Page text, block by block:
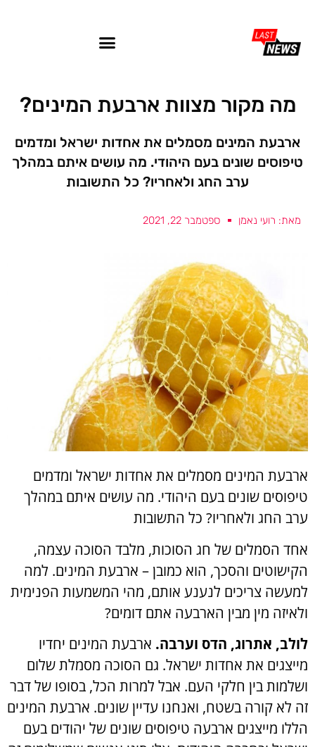
מה מקור מצוות ארבעת המינים?
ארבעת המינים מסמלים את אחדות ישראל ומדמים
טיפוסים שונים בעם היהודי. מה עושים איתם במהלך
ערב החג ולאחריו? כל התשובות
מאת: רועי נאמן ספטמבר 22, 2021
ארבעת המינים מסמלים את אחדות ישראל ומדמים
טיפוסים שונים בעם היהודי. מה עושים איתם במהלך
ערב החג ולאחריו? כל התשובות
אחד הסמלים של חג הסוכות, מלבד הסוכה עצמה,
הקישוטים והסכך, הוא כמובן – ארבעת המינים. למה
למעשה צריכים לנענע אותם, מהי המשמעות הפנימית
ולאיזה מין מבין הארבעה אתם דומים?
לולב, אתרוג, הדס וערבה. ארבעת המינים יחדיו
מייצגים את אחדות ישראל. גם הסוכה מסמלת שלום
ושלמות בין חלקי העם. אבל למרות הכל, בסופו של דבר
זה לא קורה בשטח, ואנחנו עדיין שונים. ארבעת המינים
הללו מייצגים ארבעה טיפוסים שונים של יהודים בעם